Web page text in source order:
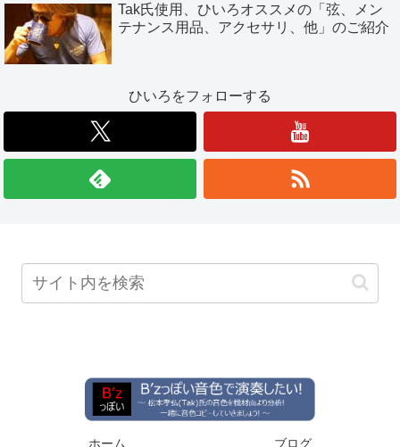
Tak氏使用、ひいろオススメの「弦、メン
テナンス用品、アクセサリ、他」のご紹介
ひいろをフォローする
ホーム ブログ